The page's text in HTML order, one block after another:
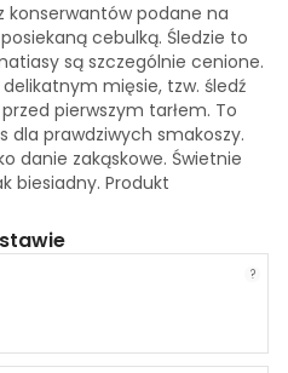
konserwantów podane na
cebulką. Śledzie to
są szczególnie cenione.
mięsie, tzw. śledź
pierwszym tarłem. To
dla prawdziwych smakoszy.
danie zakąskowe. Świetnie
biesiadny. Produkt
?